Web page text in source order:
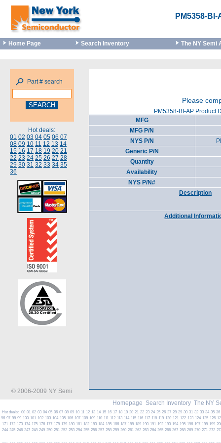
PM5358-BI-
Home Page Search Inventory The NY Semi
Part # search
Hot deals:
01 02 03 04 05 06 07
08 09 10 11 12 13 14
15 16 17 18 19 20 21
22 23 24 25 26 27 28
29 30 31 32 33 34 35
36
Please
PM5358-BI-AP Product
MFG
MFG P/N
NYS P/N
Generic P/N
Quantity
Availability
NYS P/N#
Description
Additional
© 2006-2009 NY Semi
Homepage Search Inventory The NY
Hot deals: 00 01 02 03 04 05 06 07 08 09 10 11 12 13 14 15 16 17 18 19 20 21 22 23 24 25 26 27 28 29 30 31 32 33 34 35 36
96 97 98 99 100 101 102 103 104 105 106 107 108 109 110 111 112 113 114 115 116 117 118 119 120 121 122 123 124 125 126
171 172 173 174 175 176 177 178 179 180 181 182 183 184 185 186 187 188 189 190 191 192 193 194 195 196 197 198 199
244 245 246 247 248 249 250 251 252 253 254 255 256 257 258 259 260 261 262 263 264 265 266 267 268 269 270 271 272